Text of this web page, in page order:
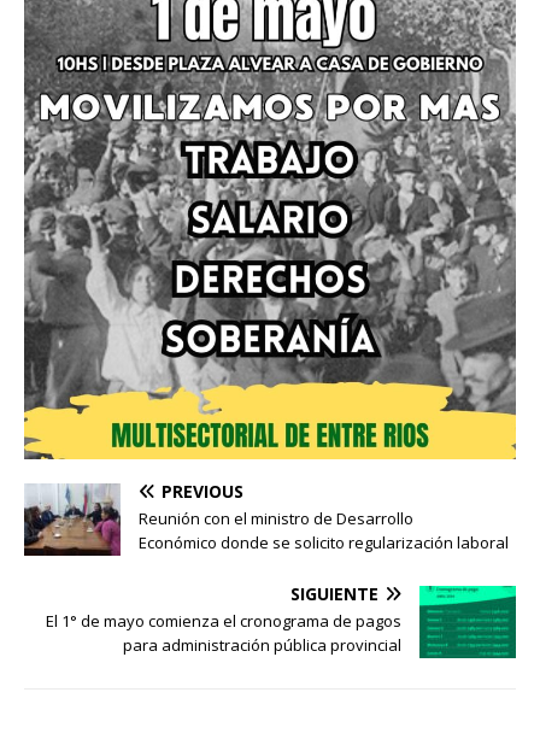
PREVIOUS
Reunión con el ministro de Desarrollo
Económico donde se solicito regularización laboral
SIGUIENTE
El 1° de mayo comienza el cronograma de pagos
para administración pública provincial